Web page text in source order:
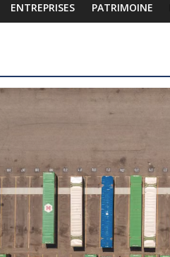
ENTREPRISES PATRIMOINE